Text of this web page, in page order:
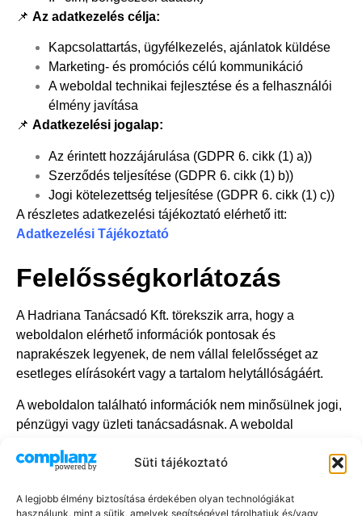
Süti tájékoztató
A legjobb élmény biztosítása érdekében olyan technológiákat
használunk, mint a sütik, amelyek segítségével tárolhatjuk és/vagy
📌 Az adatkezelés célja:
Kapcsolattartás, ügyfélkezelés, ajánlatok küldése
Marketing- és promóciós célú kommunikáció
A weboldal technikai fejlesztése és a felhasználói
élmény javítása
📌 Adatkezelési jogalap:
Az érintett hozzájárulása (GDPR 6. cikk (1) a))
Szerződés teljesítése (GDPR 6. cikk (1) b))
Jogi kötelezettség teljesítése (GDPR 6. cikk (1) c))
A részletes adatkezelési tájékoztató elérhető itt:
Adatkezelési Tájékoztató
Felelősségkorlátozás
A Hadriana Tanácsadó Kft. törekszik arra, hogy a
weboldalon elérhető információk pontosak és
naprakészek legyenek, de nem vállal felelősséget az
esetleges elírásokért vagy a tartalom helytállóságáért.
A weboldalon található információk nem minősülnek jogi,
pénzügyi vagy üzleti tanácsadásnak. A weboldal
Tanácsadó Kft. nem vállal felelősséget az esetleges